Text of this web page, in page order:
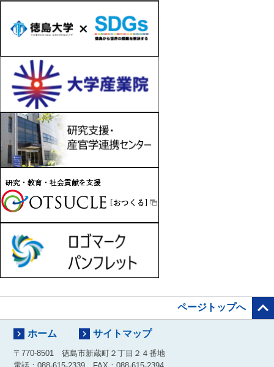
ページトップへ 
 ホーム  サイトマップ
〒770-8501 徳島市新蔵町２丁目２４番地